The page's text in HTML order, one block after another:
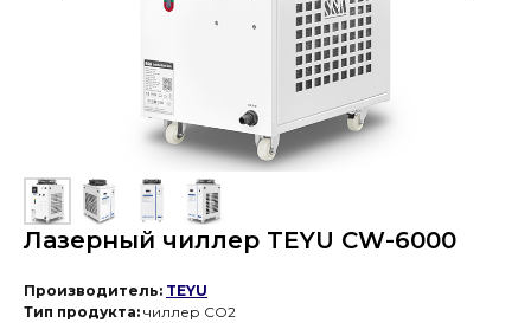
Лазерный чиллер TEYU CW-6000
Производитель: TEYU
Тип продукта: чиллер СО2